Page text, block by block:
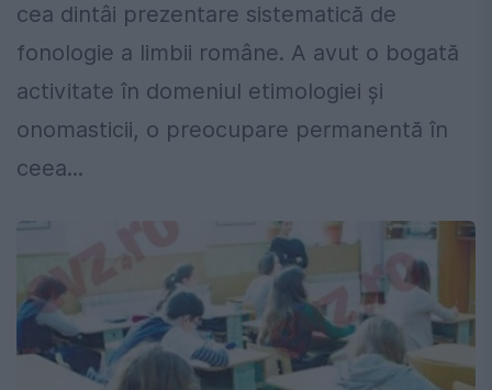
cea dintâi prezentare sistematică de
fonologie a limbii române. A avut o bogată
activitate în domeniul etimologiei şi
onomasticii, o preocupare permanentă în
ceea...